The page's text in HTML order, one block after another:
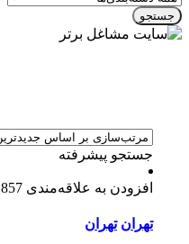
جستجو
جستجو پیشرفته
افزودن به علاقه‌مندی 857 بازدید
تهران تهران